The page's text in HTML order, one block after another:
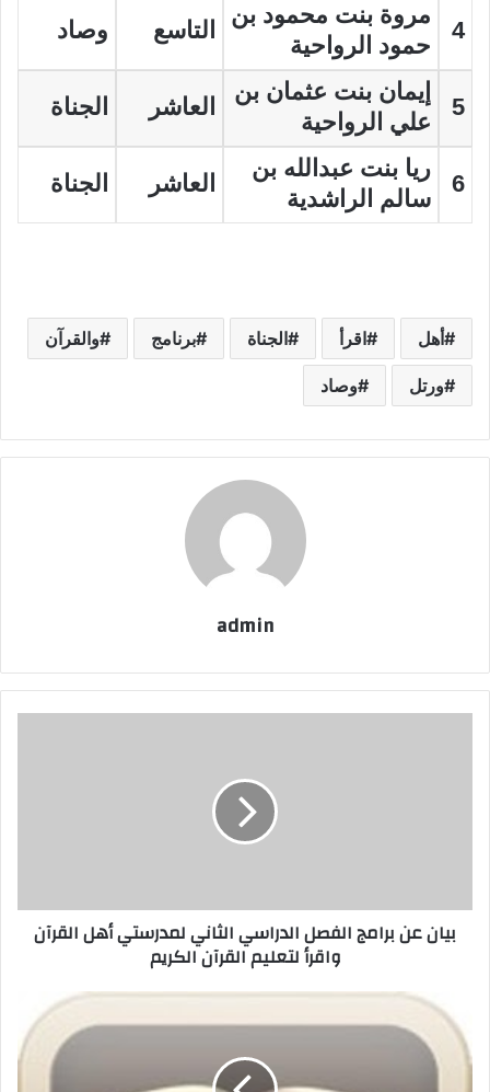
4
مروة بنت محمود بن
حمود الرواحية
التاسع وصاد
5
إيمان بنت عثمان بن
علي الرواحية
العاشر الجناة
6
ريا بنت عبدالله بن
سالم الراشدية
العاشر الجناة
أهل اقرأ الجناة برنامج والقرآن
ورتل وصاد
admin
بيان عن برامج الفصل الدراسي الثاني لمدرستي أهل القرآن
واقرأ لتعليم القرآن الكريم